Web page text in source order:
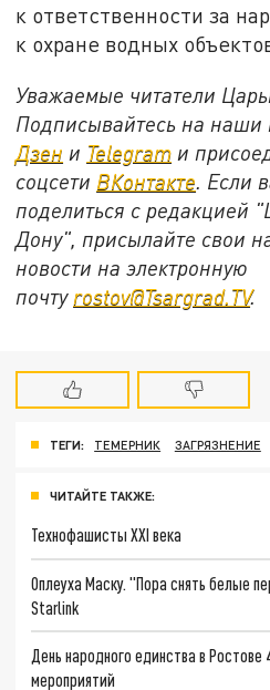
к ответственности за
к охране водных
Уважаемые читатели
Подписывайтесь на наши
Дзен и Telegram и
соцсети ВКонтакте . Если
поделиться с редакцией
Дону", присылайте свои
новости на электронную
почту rostov@Tsargrad.ТV.
ТЕГИ: ТЕМЕРНИК ЗАГРЯЗНЕНИЕ
ЧИТАЙТЕ ТАКЖЕ:
Технофашисты XXI века
Оплеуха Маску. "Пора снять белые
Starlink
День народного единства в Ростове
мероприятий